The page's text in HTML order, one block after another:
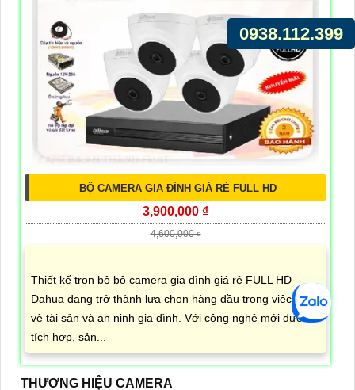
BỘ CAMERA GIA ĐÌNH GIÁ RẺ FULL HD
3,900,000 ₫
4,600,000 ₫
Thiết kế trọn bộ bộ camera gia đình giá rẻ FULL HD
Dahua đang trở thành lựa chọn hàng đầu trong việc bảo
vệ tài sản và an ninh gia đình. Với công nghệ mới được
tích hợp, sản...
THƯƠNG HIỆU CAMERA
0938.112.399